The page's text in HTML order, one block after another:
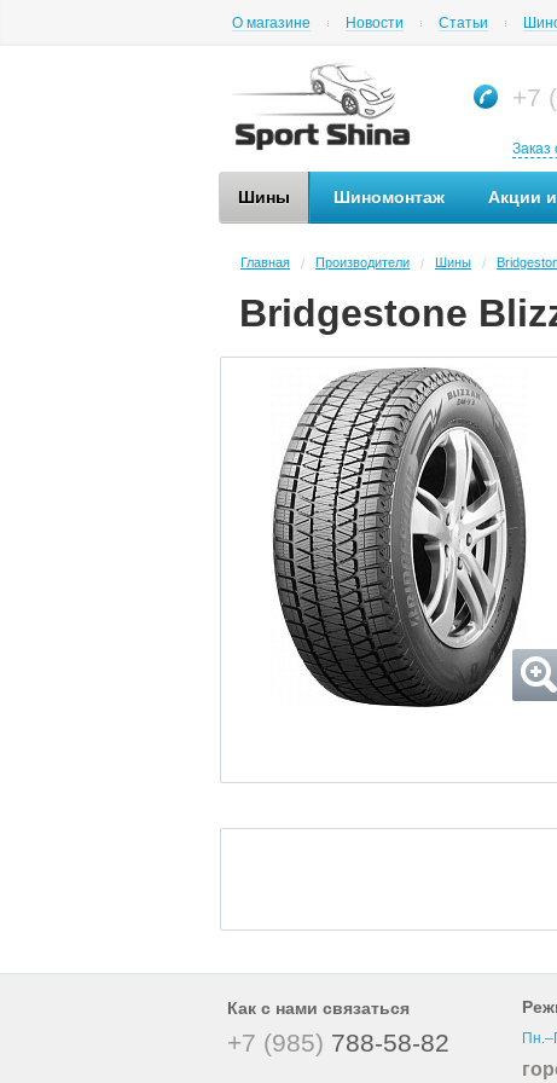
О магазине Новости Статьи
+7
Заказ
Шины Шиномонтаж Акции
Главная / Производители / Шины /
Bridgestone
Как с нами связаться
+7 (985) 788-58-82